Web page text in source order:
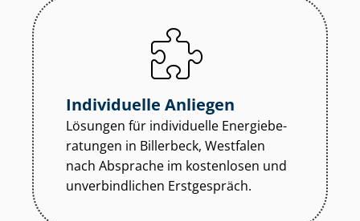
Individuelle Anliegen
Lösungen für individuelle En­er­gie­be­
ra­tun­gen in Billerbeck, Westfalen
nach Absprache im kostenlosen und
unverbindlichen Erstgespräch.